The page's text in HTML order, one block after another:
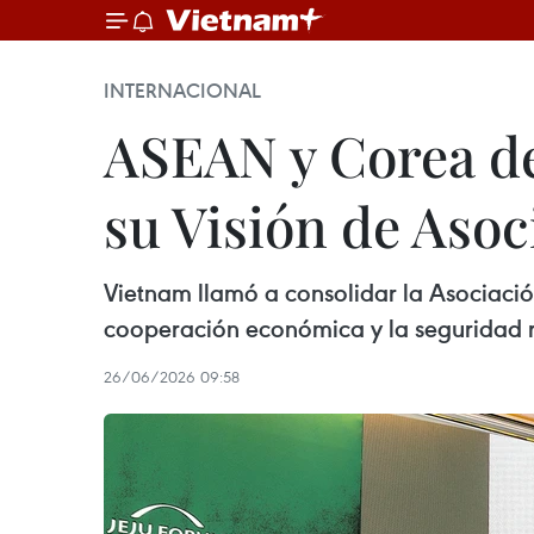
INTERNACIONAL
ASEAN y Corea
su Visión de
Vietnam llamó a consolidar la
cooperación económica y la seguridad
26/06/2026 09:58